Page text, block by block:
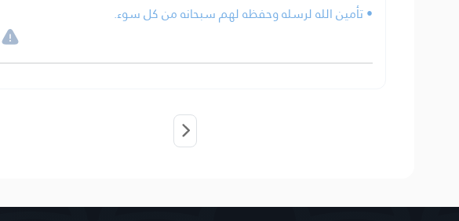
• تأمين الله لرسله وحفظه لهم سبحانه من كل سوء.